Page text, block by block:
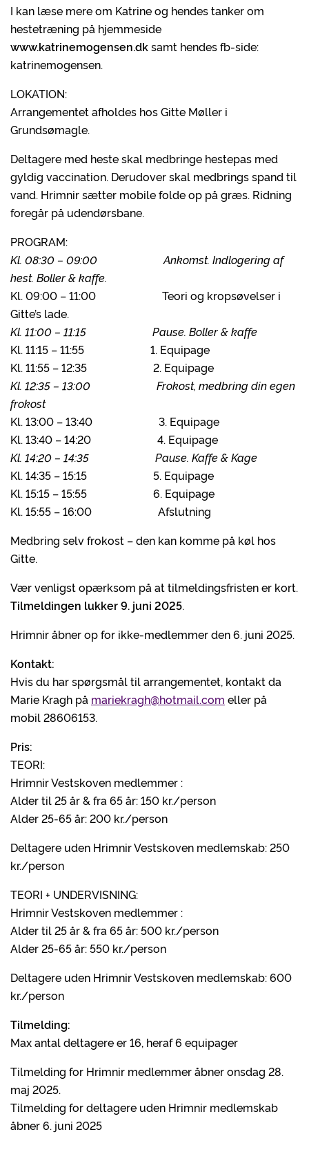
I kan læse mere om Katrine og hendes tanker om
hestetræning på hjemmeside
www.katrinemogensen.dksamt hendes fb-side:
katrinemogensen.
LOKATION:
Arrangementet afholdes hos Gitte Møller i
Grundsømagle.
Deltagere med heste skal medbringe hestepas med
gyldig vaccination. Derudover skal medbrings spand til
vand. Hrimnir sætter mobile folde op på græs. Ridning
foregår på udendørsbane.
PROGRAM:
Kl. 08:30 – 09:00 Ankomst. Indlogering af
hest. Boller & kaffe.
Kl. 09:00 – 11:00 Teori og kropsøvelser i
Gitte’s lade.
Kl. 11:00 – 11:15 Pause. Boller & kaffe
Kl. 11:15 – 11:55 1. Equipage
Kl. 11:55 – 12:35 2. Equipage
Kl. 12:35 – 13:00 Frokost, medbring din egen
frokost
Kl. 13:00 – 13:40 3. Equipage
Kl. 13:40 – 14:20 4. Equipage
Kl. 14:20 – 14:35 Pause. Kaffe & Kage
Kl. 14:35 – 15:15 5. Equipage
Kl. 15:15 – 15:55 6. Equipage
Kl. 15:55 – 16:00 Afslutning
Medbring selv frokost – den kan komme på køl hos
Gitte.
Vær venligst opærksom på at tilmeldingsfristen er kort.
Tilmeldingen lukker 9. juni 2025.
Hrimnir åbner op for ikke-medlemmer den 6. juni 2025.
Kontakt:
Hvis du har spørgsmål til arrangementet, kontakt da
Marie Kragh på mariekragh@hotmail.com eller på
mobil 28606153.
Pris:
TEORI:
Hrimnir Vestskoven medlemmer :
Alder til 25 år & fra 65 år: 150 kr./person
Alder 25-65 år: 200 kr./person
Deltagere uden Hrimnir Vestskoven medlemskab: 250
kr./person
TEORI + UNDERVISNING:
Hrimnir Vestskoven medlemmer :
Alder til 25 år & fra 65 år: 500 kr./person
Alder 25-65 år: 550 kr./person
Deltagere uden Hrimnir Vestskoven medlemskab: 600
kr./person
Tilmelding:
Max antal deltagere er 16, heraf 6 equipager
Tilmelding for Hrimnir medlemmer åbner onsdag 28.
maj 2025.
Tilmelding for deltagere uden Hrimnir medlemskab
åbner 6. juni 2025